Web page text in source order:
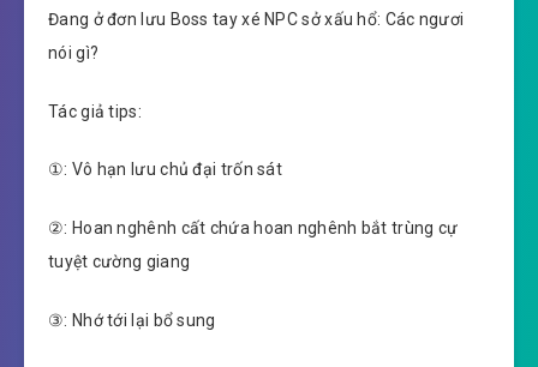
Đang ở đơn lưu Boss tay xé NPC sở xấu hổ: Các ngươi
nói gì?
Tác giả tips:
①: Vô hạn lưu chủ đại trốn sát
②: Hoan nghênh cất chứa hoan nghênh bắt trùng cự
tuyệt cường giang
③: Nhớ tới lại bổ sung